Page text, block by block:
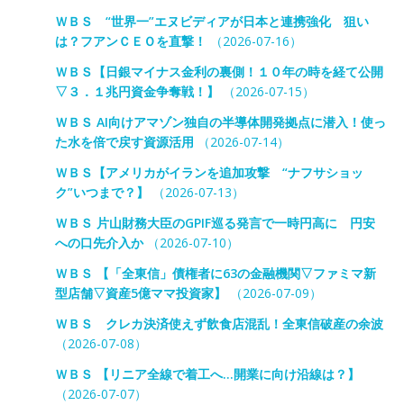
ＷＢＳ “世界一”エヌビディアが日本と連携強化 狙い
は？フアンＣＥＯを直撃！
（2026-07-16）
ＷＢＳ【日銀マイナス金利の裏側！１０年の時を経て公開
▽３．１兆円資金争奪戦！】
（2026-07-15）
ＷＢＳ AI向けアマゾン独自の半導体開発拠点に潜入！使っ
た水を倍で戻す資源活用 （2026-07-14）
ＷＢＳ【アメリカがイランを追加攻撃 “ナフサショッ
ク”いつまで？】
（2026-07-13）
ＷＢＳ 片山財務大臣のGPIF巡る発言で一時円高に 円安
への口先介入か（2026-07-10）
ＷＢＳ 【「全東信」債権者に63の金融機関▽ファミマ新
型店舗▽資産5億ママ投資家】
（2026-07-09）
ＷＢＳ クレカ決済使えず飲食店混乱！全東信破産の余波
（2026-07-08）
ＷＢＳ 【リニア全線で着工へ…開業に向け沿線は？】
（2026-07-07）